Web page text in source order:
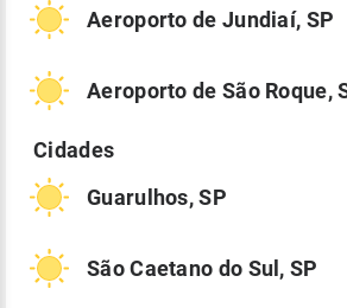
Aeroporto de Jundiaí, SP
Aeroporto de São Roque,
Guarulhos, SP
São Caetano do Sul, SP